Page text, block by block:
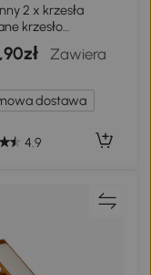
2 x krzesła
krzesło
krzesło
leżak krzesło
,90zł
Zawiera
dostawa
4.9